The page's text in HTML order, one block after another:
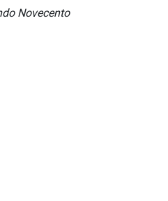
Novecento